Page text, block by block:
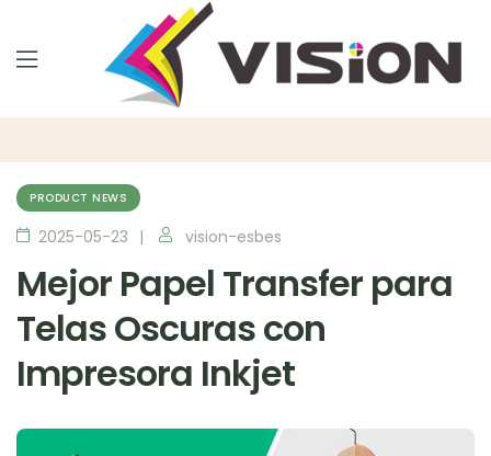
PRODUCT NEWS
2025-05-23 vision-esbes
Mejor Papel Transfer para
Telas Oscuras con
Impresora Inkjet